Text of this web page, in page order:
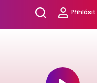
Přihlásit